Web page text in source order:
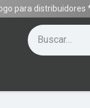
para distribuidores